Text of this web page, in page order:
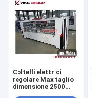
Coltelli elettrici
regolare Max taglio
dimensione 2500